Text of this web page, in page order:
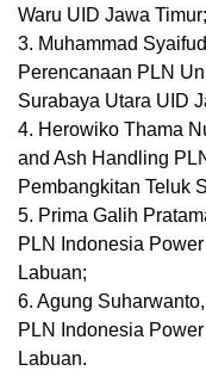
Waru UID Jawa Timur;
3. Muhammad
Perencanaan PLN
Surabaya Utara UID
4. Herowiko Thama
and Ash Handling
Pembangkitan Teluk
5. Prima Galih
PLN Indonesia
Labuan;
6. Agung
PLN Indonesia
Labuan.